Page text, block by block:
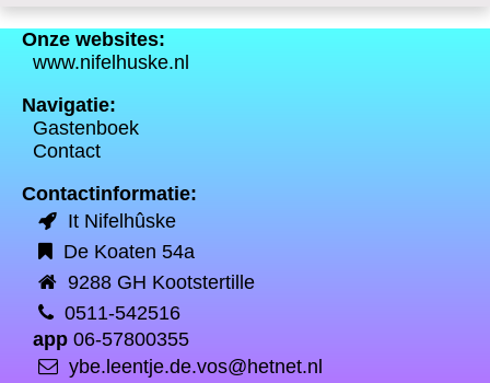
Onze websites:
www.nifelhuske.nl
Navigatie:
Gastenboek
Contact
Contactinformatie:
It Nifelhûske
De Koaten 54a
9288 GH Kootstertille
0511-542516
app 06-57800355
ybe.leentje.de.vos@hetnet.nl